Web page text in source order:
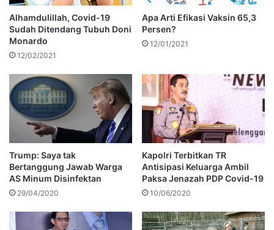
Alhamdulillah, Covid-19
Sudah Ditendang Tubuh Doni
Monardo
12/02/2021
Apa Arti Efikasi Vaksin 65,3
Persen?
12/01/2021
Trump: Saya tak
Bertanggung Jawab Warga
AS Minum Disinfektan
29/04/2020
Kapolri Terbitkan TR
Antisipasi Keluarga Ambil
Paksa Jenazah PDP Covid-19
10/06/2020